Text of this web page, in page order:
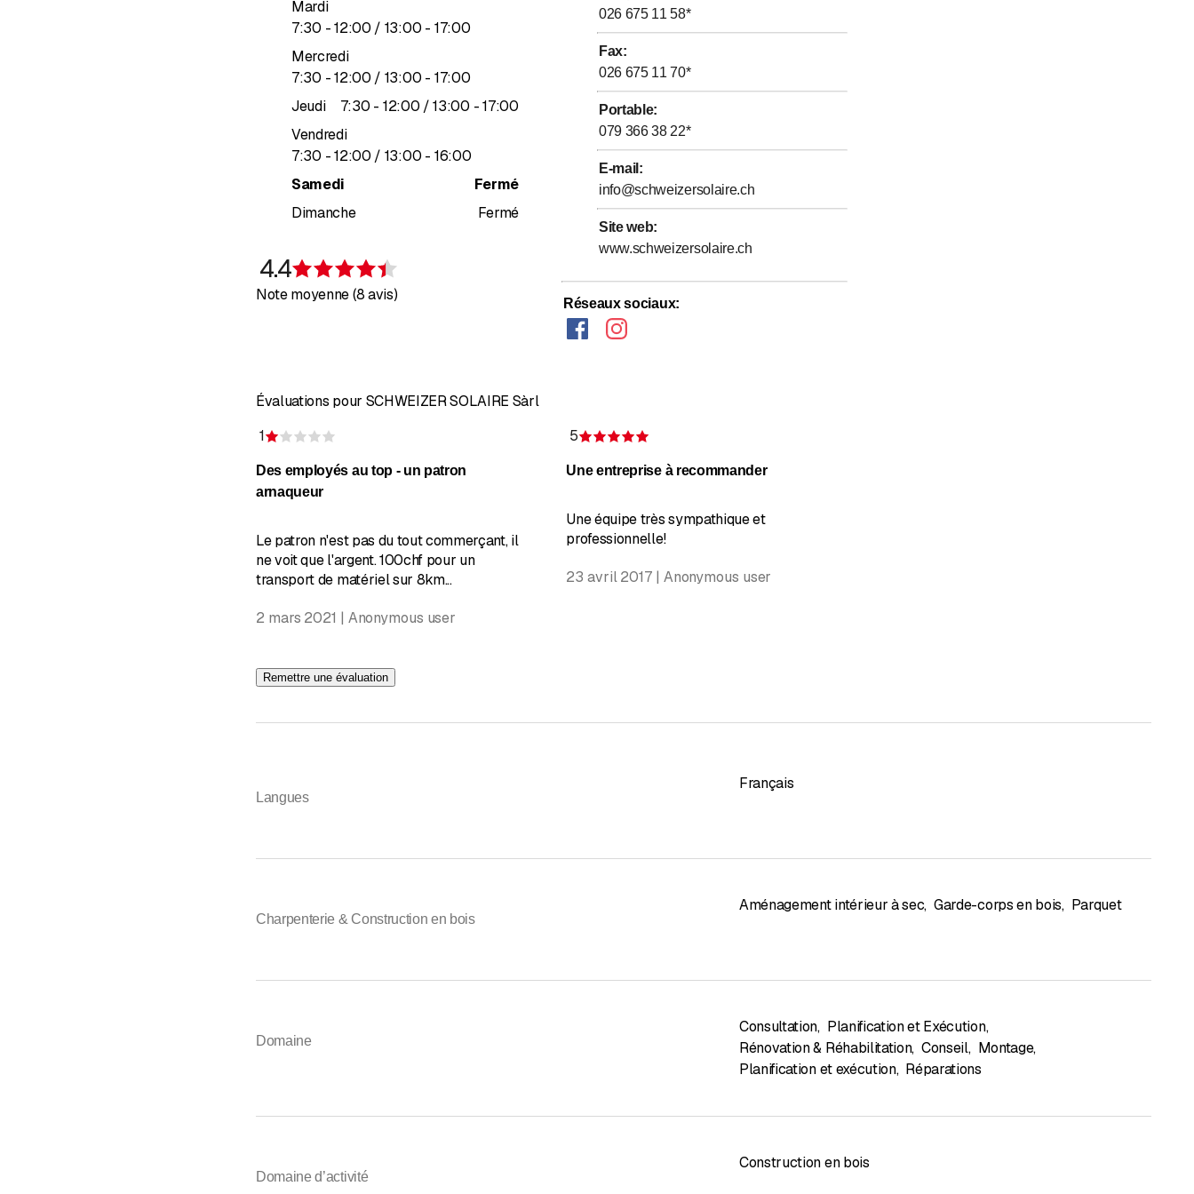
Mardi
7:30 - jusqu’à
12:00 / 13:00 - jusqu’à
17:00
Mercredi
7:30 - jusqu’à
12:00 / 13:00 - jusqu’à
17:00
Jeudi
7:30 - jusqu’à
12:00 / 13:00 - jusqu’à
17:00
Vendredi
7:30 - jusqu’à
12:00 / 13:00 - jusqu’à
16:00
Samedi
Fermé
Dimanche
Fermé
Évaluation de 4,4 sur 5 étoiles
4.4
Note moyenne (8 avis)
026 675 11 58*
Fax:
026 675 11 70*
Portable:
079 366 38 22*
E-mail :
info@schweizersolaire.ch
Site web:
www.schweizersolaire.ch
Réseaux sociaux:
Évaluations pour SCHWEIZER SOLAIRE Sàrl
1
Des employés au top - un patron
arnaqueur
Le patron n'est pas du tout commerçant, il
ne voit que l'argent. 100chf pour un
transport de matériel sur 8km...
2 mars 2021 | Anonymous user
5
Une entreprise à recommander
Une équipe très sympathique et
professionnelle!
23 avril 2017 | Anonymous user
Remettre une évaluation
Langues
Français
Charpenterie & Construction en bois
Aménagement intérieur à sec, Garde-corps en bois, Parquet
Domaine
Consultation, Planification et Exécution,
Rénovation & Réhabilitation, Conseil, Montage,
Planification et exécution, Réparations
Domaine d’activité
Construction en bois